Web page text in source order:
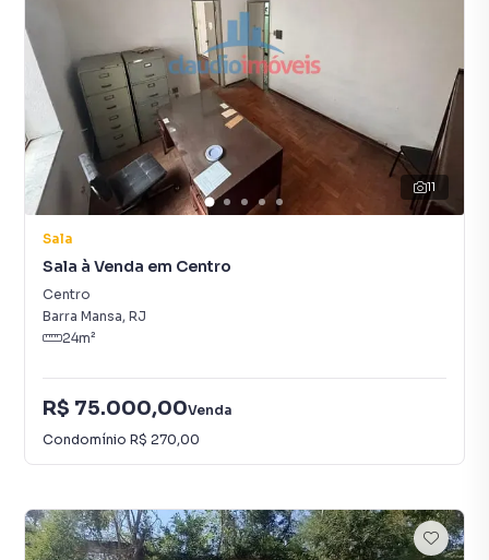
11
Sala
Sala à Venda em Centro
Centro
Barra Mansa, RJ
24m²
R$ 75.000,00Venda
Condomínio R$ 270,00